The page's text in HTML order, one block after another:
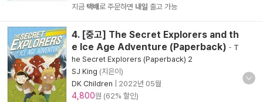
지금 택배로 주문하면 내일 출고 가능
4. [중고] The Secret Explorers and th
e Ice Age Adventure (Paperback) - T
he Secret Explorers (Paperback) 2
SJ King (지은이)
DK Children
2022년 05월
4,800원 (62% 할인)